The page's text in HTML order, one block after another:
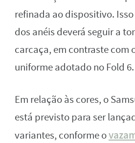
refinada ao dispositivo.
dos anéis deverá seguir a
carcaça, em contraste com
uniforme adotado no Fold 6.
Em relação às cores, o
está previsto para ser
variantes, conforme o